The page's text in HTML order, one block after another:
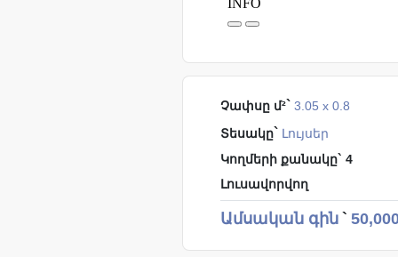
Չափսը մ²` 3.05 x 0.8
Տեսակը` Լույսեր
Կողմերի քանակը` 4
Լուսավորվող
Ամսական գին `